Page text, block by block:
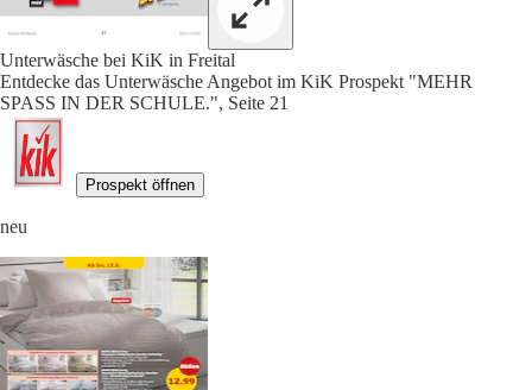
Unterwäsche bei KiK in Freital
Entdecke das Unterwäsche Angebot im KiK Prospekt "MEHR
SPASS IN DER SCHULE.", Seite 21
Prospekt öffnen
neu